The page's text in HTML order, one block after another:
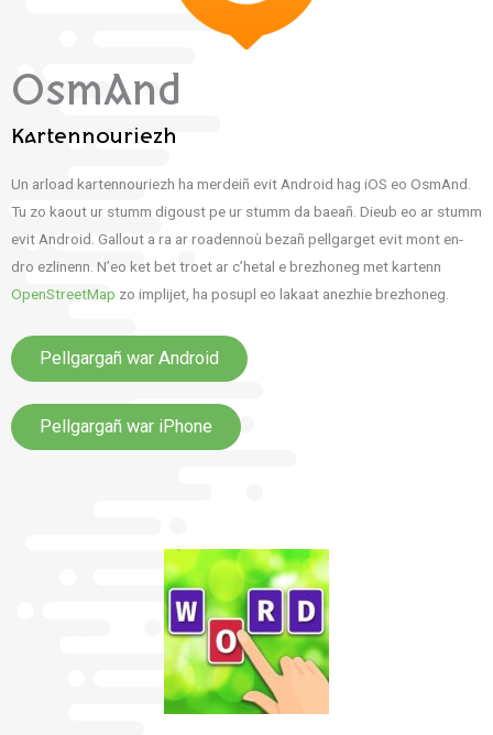
OsmAnd
Kartennouriezh
Un arload kartennouriezh ha merdeiñ evit Android hag iOS eo OsmAnd.
Tu zo kaout ur stumm digoust pe ur stumm da baeañ. Dieub eo ar stumm
evit Android. Gallout a ra ar roadennoù bezañ pellgarget evit mont en-
dro ezlinenn. N’eo ket bet troet ar c’hetal e brezhoneg met kartenn
OpenStreetMap zo implijet, ha posupl eo lakaat anezhie brezhoneg.
Pellgargañ war Android
Pellgargañ war iPhone